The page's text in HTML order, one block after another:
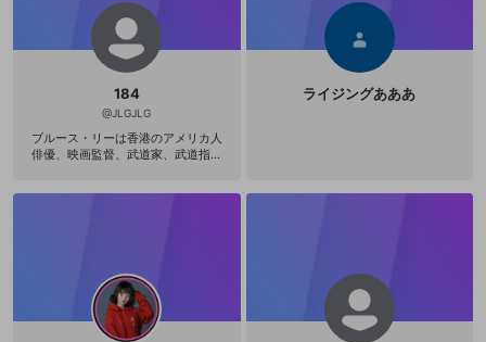
184
@JLGJLG
ブルース・リーは香港のアメリカ人
俳優、映画監督、武道家、武道指導
くろみ、それについての膨大な数の
メモやイラストを遺している。日本
人の武道家が、リーの遺した截拳道
に関するファイルを、1980年に『魂
ライジングあああ